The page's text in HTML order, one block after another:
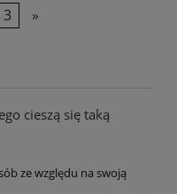
3 »
cieszą się taką
ze względu na swoją